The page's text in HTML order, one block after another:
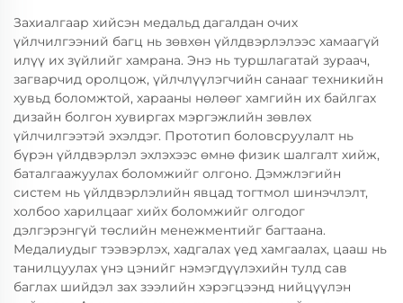
Захиалгаар хийсэн медальд дагалдан очих
үйлчилгээний багц нь зөвхөн үйлдвэрлэлээс хамаагүй
илүү их зүйлийг хамрана. Энэ нь туршлагатай зураач,
загварчид оролцож, үйлчлүүлэгчийн санааг техникийн
хувьд боломжтой, харааны нөлөөг хамгийн их байлгах
дизайн болгон хувиргах мэргэжлийн зөвлөх
үйлчилгээтэй эхэлдэг. Прототип боловсруулалт нь
бүрэн үйлдвэрлэл эхлэхээс өмнө физик шалгалт хийж,
баталгаажуулах боломжийг олгоно. Дэмжлэгийн
систем нь үйлдвэрлэлийн явцад тогтмол шинэчлэлт,
холбоо харилцааг хийх боломжийг олгодог
дэлгэрэнгүй төслийн менежментийг багтаана.
Медалиудыг тээвэрлэх, хадгалах үед хамгаалах, цааш нь
танилцуулах үнэ цэнийг нэмэгдүүлэхийн тулд сав
баглах шийдэл зах зээлийн хэрэгцээнд нийцүүлэн